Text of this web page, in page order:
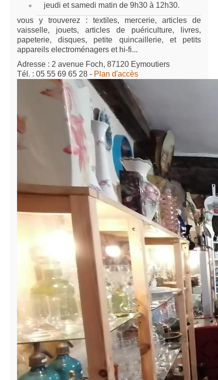
jeudi et samedi matin de 9h30 à 12h30.
vous y trouverez : textiles, mercerie, articles de
vaisselle, jouets, articles de puériculture, livres,
papeterie, disques, petite quincaillerie, et petits
appareils electroménagers et hi-fi...
Adresse : 2 avenue Foch, 87120 Eymoutiers
Tél. : 05 55 69 65 28 - Plan d'accès